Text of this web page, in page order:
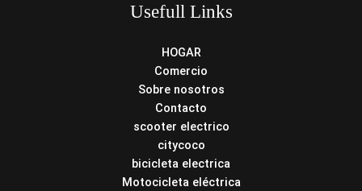
Usefull Links
HOGAR
Comercio
Sobre nosotros
Contacto
scooter electrico
citycoco
bicicleta electrica
Motocicleta eléctrica